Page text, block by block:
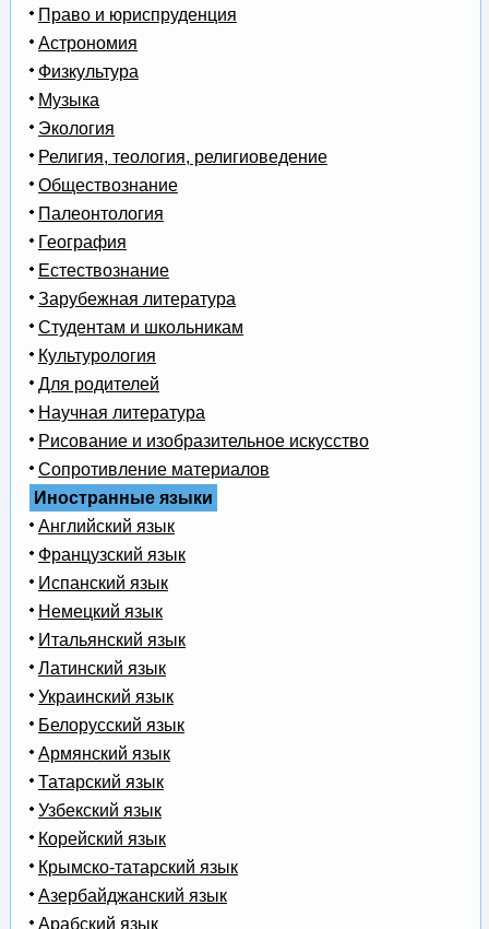
Право и юриспруденция
Астрономия
Физкультура
Музыка
Экология
Религия, теология, религиоведение
Обществознание
Палеонтология
География
Естествознание
Зарубежная литература
Студентам и школьникам
Культурология
Для родителей
Научная литература
Рисование и изобразительное искусство
Сопротивление материалов
Иностранные языки
Английский язык
Французский язык
Испанский язык
Немецкий язык
Итальянский язык
Латинский язык
Украинский язык
Белорусский язык
Армянский язык
Татарский язык
Узбекский язык
Корейский язык
Крымско-татарский язык
Азербайджанский язык
Арабский язык